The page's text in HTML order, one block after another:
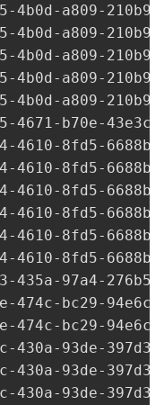
4b0d-a809-
4b0d-a809-
4b0d-a809-
4b0d-a809-
4b0d-a809-
4671-b70e-
4610-8fd5-
4610-8fd5-
4610-8fd5-
4610-8fd5-
4610-8fd5-
4610-8fd5-
435a-97a4-
474c-bc29-
474c-bc29-
430a-93de-
430a-93de-
430a-93de-